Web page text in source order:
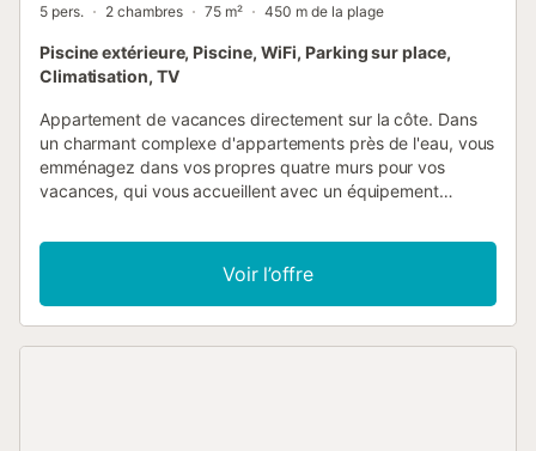
5 pers. 2 chambres 75 m² 450 m de la plage
Piscine extérieure, Piscine, WiFi, Parking sur place,
Climatisation, TV
Appartement de vacances directement sur la côte. Dans
un charmant complexe d'appartements près de l'eau, vous
emménagez dans vos propres quatre murs pour vos
vacances, qui vous accueillent avec un équipement
aménagement avec des lits doubles et superposés, ce
logement convient parfaitement à une famille qui souhaite
découvrir la Costa Blanca ensemble. Rafraîchissez-vous
dans la piscine ou faites une petite sieste reposante dans
Voir l’offre